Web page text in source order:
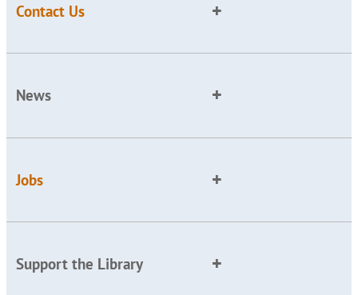
Contact Us
News
Jobs
Support the Library